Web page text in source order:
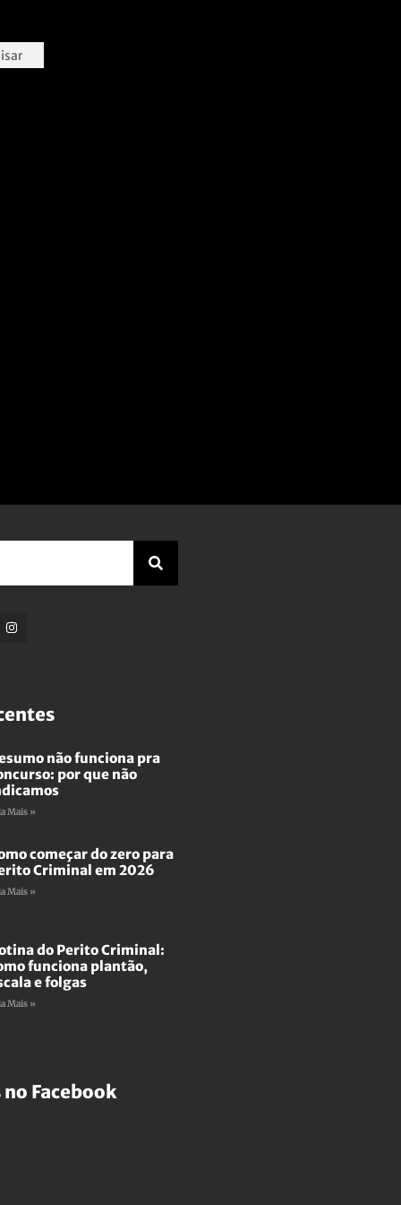
não funciona pra
por que não
Mais »
começar do zero para
Criminal em 2026
Mais »
do Perito Criminal:
funciona plantão,
e folgas
Mais »
Facebook